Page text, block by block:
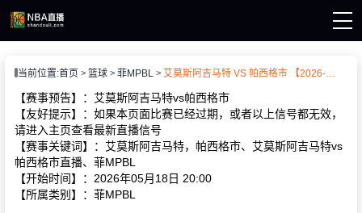
播
当前位置:首页 篮球 菲MPBL 艾莫斯阿吉马特 VS 帕西格市 【2026-05-18 20:00:00】
【赛事预告】：艾莫斯阿吉马特vs帕西格市
【友好提示】：如果本页面比赛已经过期，或者以上信号都无效，
请进入主页查看最新直播信号
【赛事关键词】：艾莫斯阿吉马特，帕西格市、艾莫斯阿吉马特vs
帕西格市直播、菲MPBL
【开始时间】：2026年05月18日 20:00
【所属类别】：菲MPBL